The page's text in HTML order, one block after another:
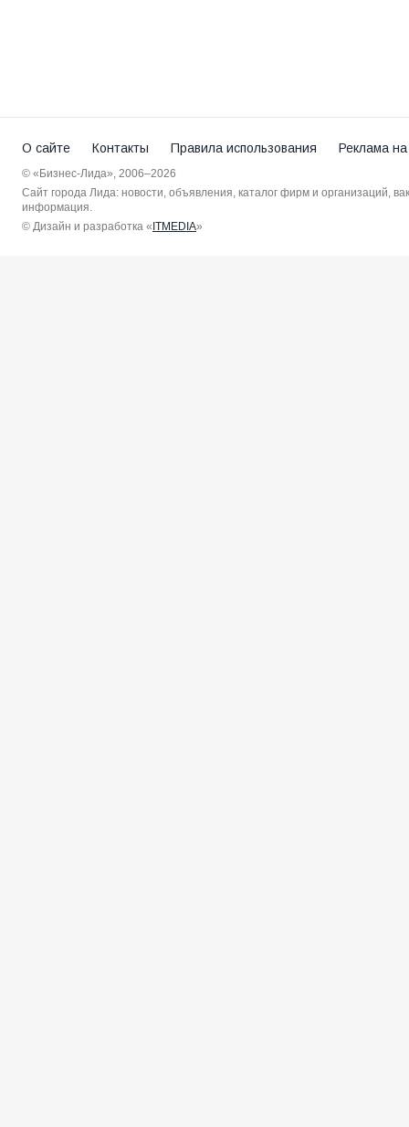
О сайте Контакты Правила использования Реклама
© «Бизнес-Лида», 2006–2026
Сайт города Лида: новости, объявления, каталог фирм и организаций,
информация.
© Дизайн и разработка « ITMEDIA»